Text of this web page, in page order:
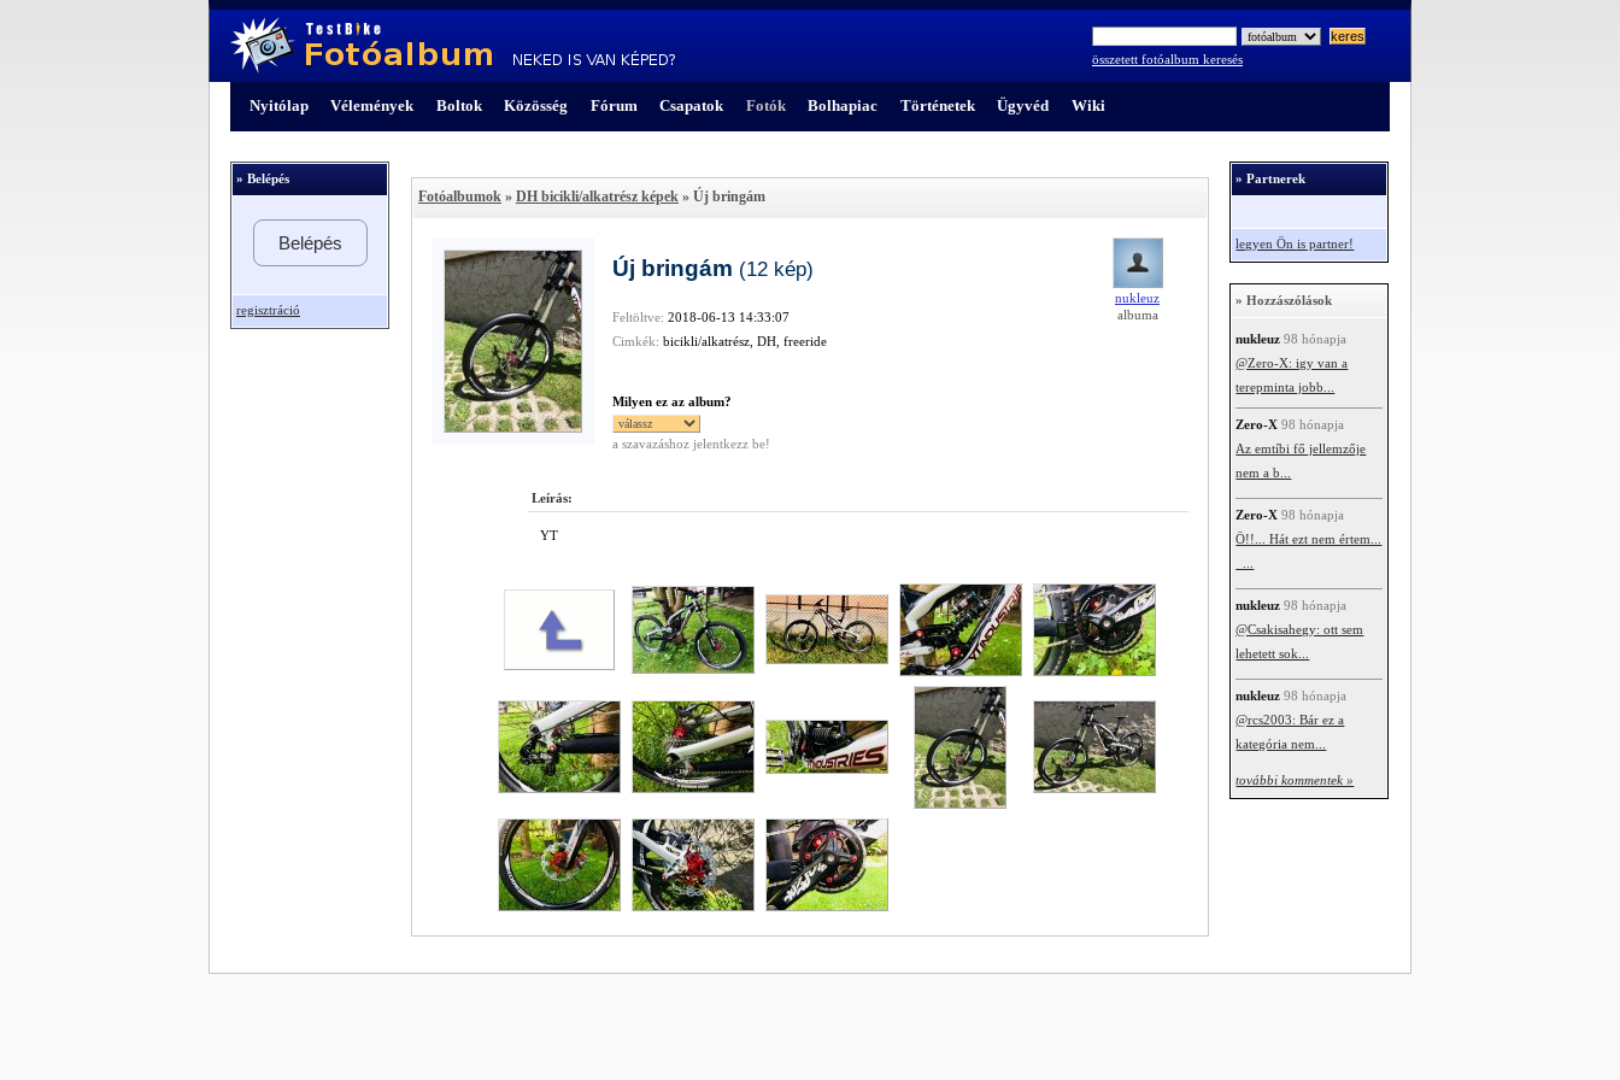
összetett fotóalbum keresés
Nyitólap Vélemények Boltok Közösség Fórum Csapatok Fotók Bolhapiac Történetek Ügyvéd Wiki
» Belépés
Belépés
regisztráció
Fotóalbumok » DH bicikli/alkatrész képek » Új bringám
Új bringám (12 kép)
Feltöltve: 2018-06-13 14:33:07
Cimkék: bicikli/alkatrész, DH, freeride
Milyen ez az album?
a szavazáshoz jelentkezz be!
nukleuz
albuma
Leírás:
YT
» Partnerek
legyen Ön is partner!
» Hozzászólások
nukleuz 98 hónapja
@Zero-X: igy van a
terepminta jobb...
Zero-X 98 hónapja
Az emtíbi fő jellemzője
nem a b...
Zero-X 98 hónapja
Ö!!... Hát ezt nem értem...
nukleuz 98 hónapja
@Csakisahegy: ott sem
lehetett sok...
nukleuz 98 hónapja
@rcs2003: Bár ez a
kategória nem...
további kommentek »